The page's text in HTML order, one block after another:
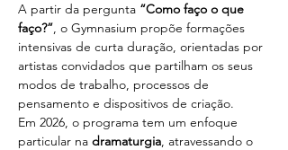
A partir da pergunta “Como faço o que
faço?”, o Gymnasium propõe formações
intensivas de curta duração, orientadas por
artistas convidados que partilham os seus
modos de trabalho, processos de
pensamento e dispositivos de criação.
Em 2026, o programa tem um enfoque
particular na dramaturgia, atravessando o